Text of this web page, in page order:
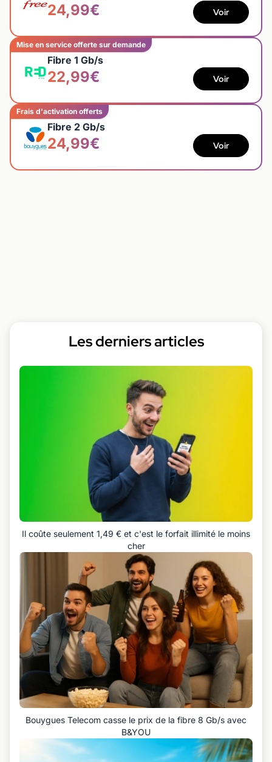
24,99€ Voir
Mise en service offerte sur demande
Fibre 1 Gb/s
22,99€ Voir
Frais d'activation offerts
Fibre 2 Gb/s
24,99€ Voir
Les derniers articles
Il coûte seulement 1,49 € et c'est le forfait illimité le moins
cher
Bouygues Telecom casse le prix de la fibre 8 Gb/s avec
B&YOU